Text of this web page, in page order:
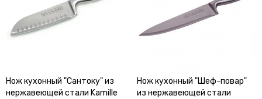
Нож кухонный "Сантоку" из
нержавеющей стали Kamille
Нож кухонный "Шеф-повар"
из нержавеющей стали